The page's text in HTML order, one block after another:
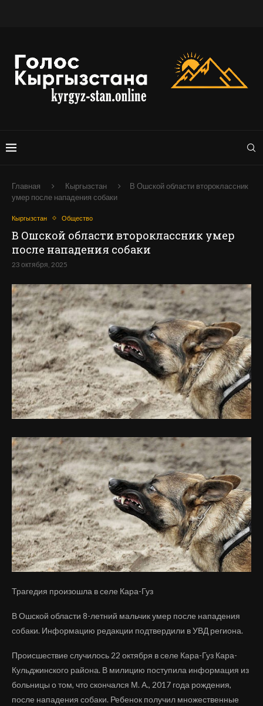
Главная Кыргызстан
В Ошской области второклассник
умер после нападения собаки
Кыргызстан Общество
В Ошской области второклассник умер
после нападения собаки
23 октября, 2025
Трагедия произошла в селе Кара-Гуз
В Ошской области 8-летний мальчик умер после нападения
собаки. Информацию редакции подтвердили в УВД региона.
Происшествие случилось 22 октября в селе Кара-Гуз Кара-
Кульджинского района. В милицию поступила информация из
больницы о том, что скончался М. А., 2017 года рождения,
после нападения собаки. Ребенок получил множественные